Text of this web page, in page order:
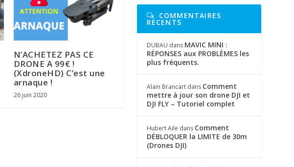
N’ACHETEZ PAS CE
DRONE A 99€ !
(XdroneHD) C’est une
arnaque !
26 juin 2020
COMMENTAIRES
RÉCENTS
DUBAU dans MAVIC MINI :
RÉPONSES aux PROBLÈMES les
plus fréquents.
Alain Brancartdans Comment
mettre à jour son drone DJI et
DJI FLY – Tutoriel complet
Hubert Aile dans Comment
DÉBLOQUER la LIMITE de 30m
(Drones DJI)